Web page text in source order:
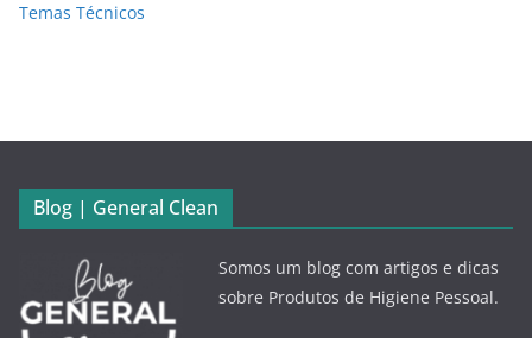
Temas Técnicos
Blog | General Clean
Somos um blog com artigos e dicas
sobre Produtos de Higiene Pessoal.